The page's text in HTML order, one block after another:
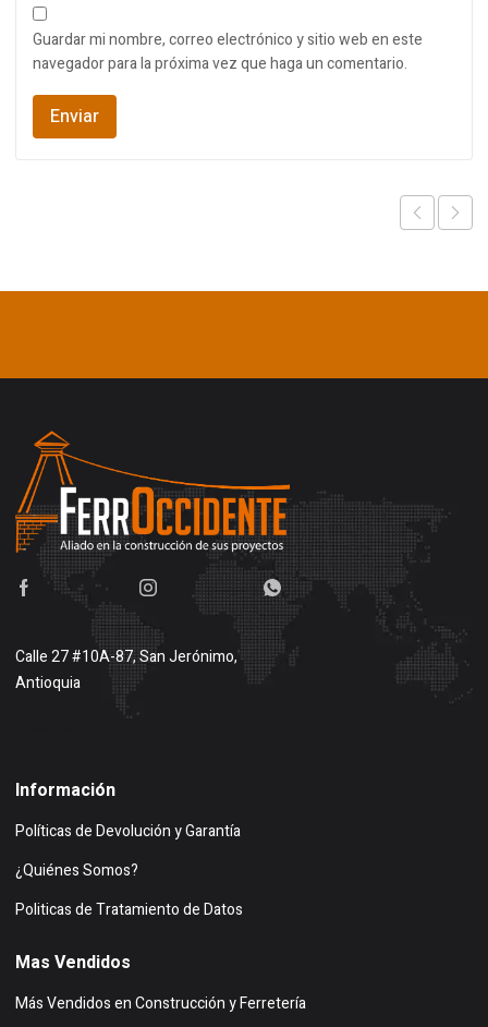
Guardar mi nombre, correo electrónico y sitio web en este
navegador para la próxima vez que haga un comentario.
Calle 27 #10A-87, San Jerónimo,
Antioquia
Buscar en google maps
Información
Políticas de Devolución y Garantía
¿Quiénes Somos?
Politicas de Tratamiento de Datos
Mas Vendidos
Más Vendidos en Construcción y Ferretería